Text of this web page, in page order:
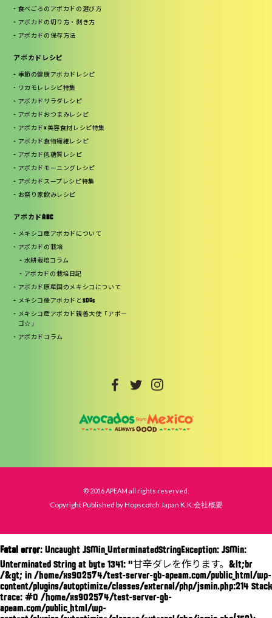
食べごろのアボカドの選び方
アボカドの切り方・剥き方
アボカドの保存方法
アボカドレシピ
季節の健康アボカドレシピ
ワカモレレシピ特集
アボカドサラダレシピ
アボカドおつまみレシピ
アボカド×美容食材レシピ特集
アボカド食物繊維レシピ
アボカド低糖質レシピ
アボカドモーニングレシピ
アボカドスープレシピ特集
お祭り家飲みレシピ
アボカドABC
メキシコ産アボカドについて
アボカドの栽培
水耕栽培コラム
アボカドの栽培日記
アボカド原産国のメキシコについて
メキシコ産アボカドとSDGs
メキシコ産アボカド親善大使「アボー
ゴ☆」
アボカドコラム
© 2016 APEAM all rights reserved.
Copyright Published by Hopscotch Japan K.K:会社概要
Fatal error: Uncaught JSMin_UnterminatedStringException: JSMin:
Unterminated String at byte 1341: "甘辛ダレを作ります。&lt;br
/&gt; in /home/xs902574/test-server-gb-apeam.com/public_html/wp-
content/plugins/autoptimize/classes/external/php/jsmin.php:214 Stack
trace: #0 /home/xs902574/test-server-gb-
apeam.com/public_html/wp-